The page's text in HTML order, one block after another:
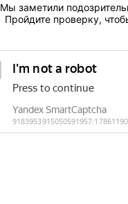
Мы заметили
Пройдите проверку,